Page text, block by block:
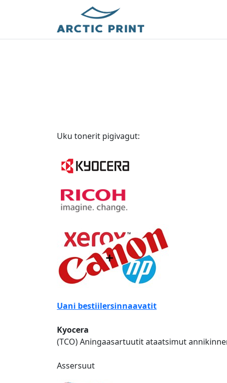
Uku tonerit pigivagut:
Uani bestiilersinnaavatit
Kyocera
(TCO) Aningaasartuutit ataatsimut
Assersuut